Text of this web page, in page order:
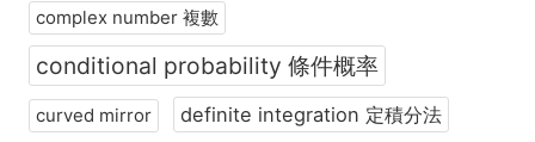
complex number 複數
conditional probability 條件概率
curved mirror definite integration 定積分法